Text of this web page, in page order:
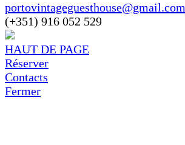
portovintageguesthouse@gmail.com
(+351) 916 052 529
HAUT DE PAGE
Réserver
Contacts
Fermer